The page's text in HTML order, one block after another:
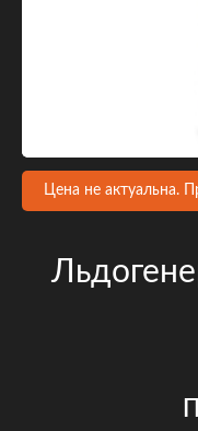
Цена не актуальна.